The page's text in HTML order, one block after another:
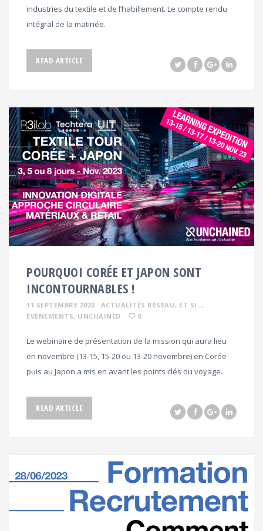
industries du textile et de l’habillement. Le compte rendu
intégral de la matinée.
READ ARTICLE
POURQUOI CORÉE ET JAPON SONT
INCONTOURNABLES !
11 SEPTEMBRE 2023 ACTUALITÉS RÉSEAU, ET SI.. ,
ÉVÉNEMENTS, UNCHAINED 0
Le webinaire de présentation de la mission qui aura lieu
en novembre (13-15, 15-20 ou 13-20 novembre) en Corée
puis au Japon a mis en avant les points clés du voyage.
READ ARTICLE